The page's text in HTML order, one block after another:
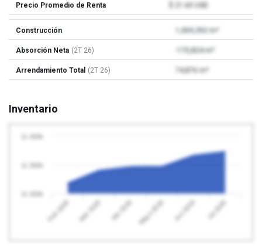
Precio Promedio de Renta
Construcción
Absorción Neta (2T 26)
Arrendamiento Total (2T 26)
Inventario
Feb 2026 Mar 2026 Abr 2026 Mayo 2026 Jun 2026 Jul 2026